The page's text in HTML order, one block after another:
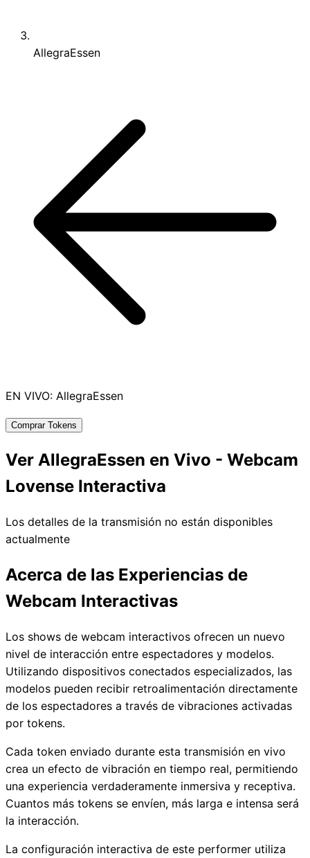
AllegraEssen
EN VIVO: AllegraEssen
Comprar Tokens
Ver AllegraEssen en Vivo - Webcam
Lovense Interactiva
Los detalles de la transmisión no están disponibles
actualmente
Acerca de las Experiencias de
Webcam Interactivas
Los shows de webcam interactivos ofrecen un nuevo
nivel de interacción entre espectadores y modelos.
Utilizando dispositivos conectados especializados, las
modelos pueden recibir retroalimentación directamente
de los espectadores a través de vibraciones activadas
por tokens.
Cada token enviado durante esta transmisión en vivo
crea un efecto de vibración en tiempo real, permitiendo
una experiencia verdaderamente inmersiva y receptiva.
Cuantos más tokens se envíen, más larga e intensa será
la interacción.
La configuración interactiva de este performer utiliza